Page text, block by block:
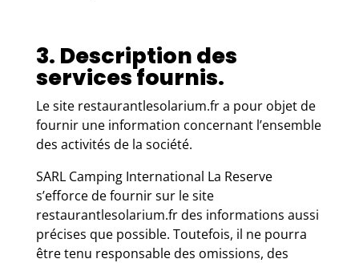
3. Description des
services fournis.
Le site restaurantlesolarium.fr a pour objet de
fournir une information concernant l’ensemble
des activités de la société.
SARL Camping International La Reserve
s’efforce de fournir sur le site
restaurantlesolarium.fr des informations aussi
précises que possible. Toutefois, il ne pourra
être tenu responsable des omissions, des